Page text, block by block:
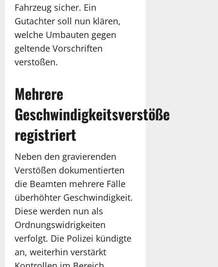
Fahrzeug sicher. Ein
Gutachter soll nun klären,
welche Umbauten gegen
geltende Vorschriften
verstoßen.
Mehrere
Geschwindigkeitsverstöße
registriert
Neben den gravierenden
Verstößen dokumentierten
die Beamten mehrere Fälle
überhöhter Geschwindigkeit.
Diese werden nun als
Ordnungswidrigkeiten
verfolgt. Die Polizei kündigte
an, weiterhin verstärkt